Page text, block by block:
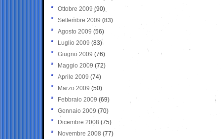
Ottobre 2009 (90)
Settembre 2009 (83)
Agosto 2009 (56)
Luglio 2009 (83)
Giugno 2009 (76)
Maggio 2009 (72)
Aprile 2009 (74)
Marzo 2009 (50)
Febbraio 2009 (69)
Gennaio 2009 (70)
Dicembre 2008 (75)
Novembre 2008 (77)